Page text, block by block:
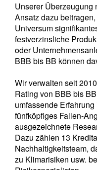
Unserer Überzeugung
Ansatz dazu
Universum
festverzinsliche
oder
BBB bis BB können
Wir verwalten seit
Rating von BBB bis
umfassende
fünfköpfiges Fallen-
ausgezeichnete
Dazu zählen 13
Nachhaltigkeitsteam,
zu Klimarisiken usw.